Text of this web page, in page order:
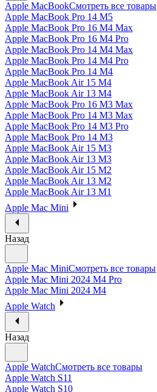
Apple MacBookСмотреть все товары
Apple MacBook Pro 14 M5
Apple MacBook Pro 16 M4 Max
Apple MacBook Pro 16 M4 Pro
Apple MacBook Pro 14 M4 Max
Apple MacBook Pro 14 M4 Pro
Apple MacBook Pro 14 M4
Apple MacBook Air 15 M4
Apple MacBook Air 13 M4
Apple MacBook Pro 16 M3 Max
Apple MacBook Pro 14 M3 Max
Apple MacBook Pro 14 M3 Pro
Apple MacBook Pro 14 M3
Apple MacBook Air 15 M3
Apple MacBook Air 13 M3
Apple MacBook Air 15 M2
Apple MacBook Air 13 M2
Apple MacBook Air 13 M1
Apple Mac Mini
Назад
Apple Mac MiniСмотреть все товары
Apple Mac Mini 2024 M4 Pro
Apple Mac Mini 2024 M4
Apple Watch
Назад
Apple WatchСмотреть все товары
Apple Watch S11
Apple Watch S10